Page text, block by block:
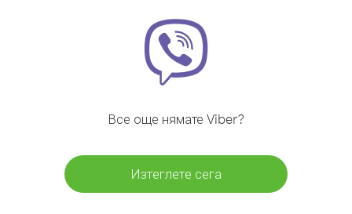
Все още нямате Viber?
Изтеглете сега